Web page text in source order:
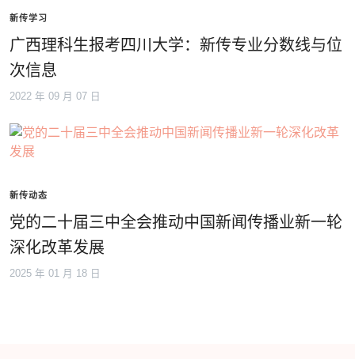
新传学习
广西理科生报考四川大学：新传专业分数线与位
次信息
2022 年 09 月 07 日
新传动态
党的二十届三中全会推动中国新闻传播业新一轮
深化改革发展
2025 年 01 月 18 日